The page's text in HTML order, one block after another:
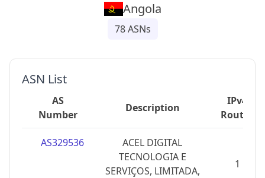
Angola
78ASNs
ASN List
AS
Number
Description
IPv4
Routes
AS329536
ACEL DIGITAL
TECNOLOGIA E
SERVIÇOS, LIMITADA,
1